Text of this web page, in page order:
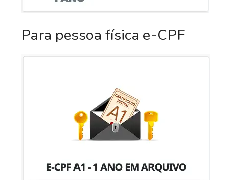
Para pessoa física e-CPF